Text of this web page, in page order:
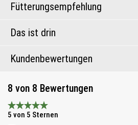
Fütterungsempfehlung
Das ist drin
Kundenbewertungen
8 von 8 Bewertungen
Durchschnittliche Bewertung 5 von 5 Sternen
5 von 5 Sternen